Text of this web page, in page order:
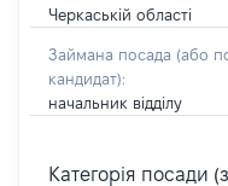
Черкаській області
Займана посада (або
кандидат):
начальник відділу
Категорія посади